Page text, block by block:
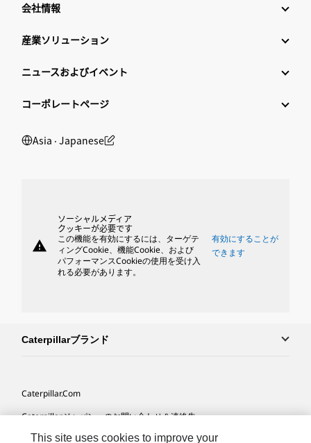
会社情報
産業ソリューション
ニュースおよびイベント
コーポレートページ
Asia ‧ Japanese
warning
ソーシャルメディア
クッキーが必要です
この機能を有効にするには、ターゲテ
ィングCookie、機能Cookie、および
パフォーマンスCookieの使用を受け入
れる必要があります。
有効にすることが
できます
Caterpillarブランド
Caterpillar.com
Caterpillarジャパンへのお問い合わせ＆連絡先
マイマーケティング情報配信設定
This site uses cookies to improve your